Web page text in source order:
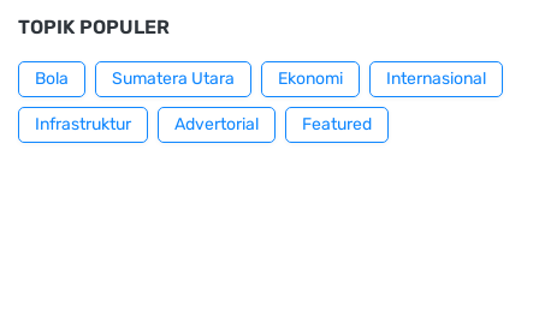
TOPIK POPULER
Bola Sumatera Utara Ekonomi Internasional
Infrastruktur Advertorial Featured